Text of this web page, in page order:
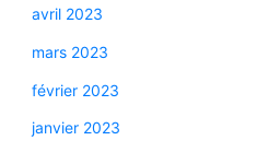
avril 2023
mars 2023
février 2023
janvier 2023